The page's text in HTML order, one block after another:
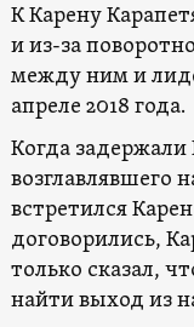
К Карену
и из-за
между ним и
апреле 2018 года.
Когда
возглавлявшего
встретился
договорились,
только сказал,
найти выход из